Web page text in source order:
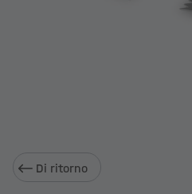
Di ritorno